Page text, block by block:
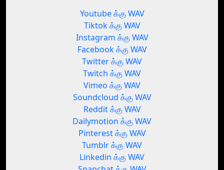
Youtube க்கு WAV
Tiktok க்கு WAV
Instagram க்கு WAV
Facebook க்கு WAV
Twitter க்கு WAV
Twitch க்கு WAV
Vimeo க்கு WAV
Soundcloud க்கு WAV
Reddit க்கு WAV
Dailymotion க்கு WAV
Pinterest க்கு WAV
Tumblr க்கு WAV
Linkedin க்கு WAV